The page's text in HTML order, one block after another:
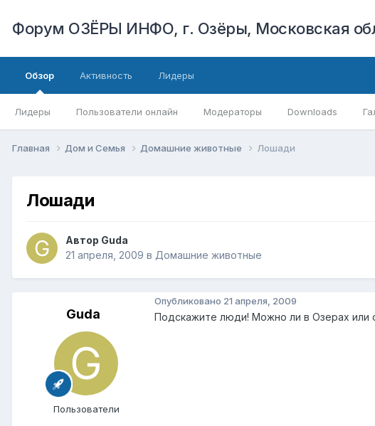
Форум ОЗЁРЫ ИНФО, г. Озёры, Московская
Обзор
Лидеры Пользователи онлайн Модераторы Downloads
Активность Лидеры
Главная Дом и Семья Домашние животные Лошади
Лошади
Автор Guda
21 апреля, 2009 в Домашние животные
Guda
Пользователи
Опубликовано 21 апреля, 2009
Подскажите люди! Можно ли в Озерах или